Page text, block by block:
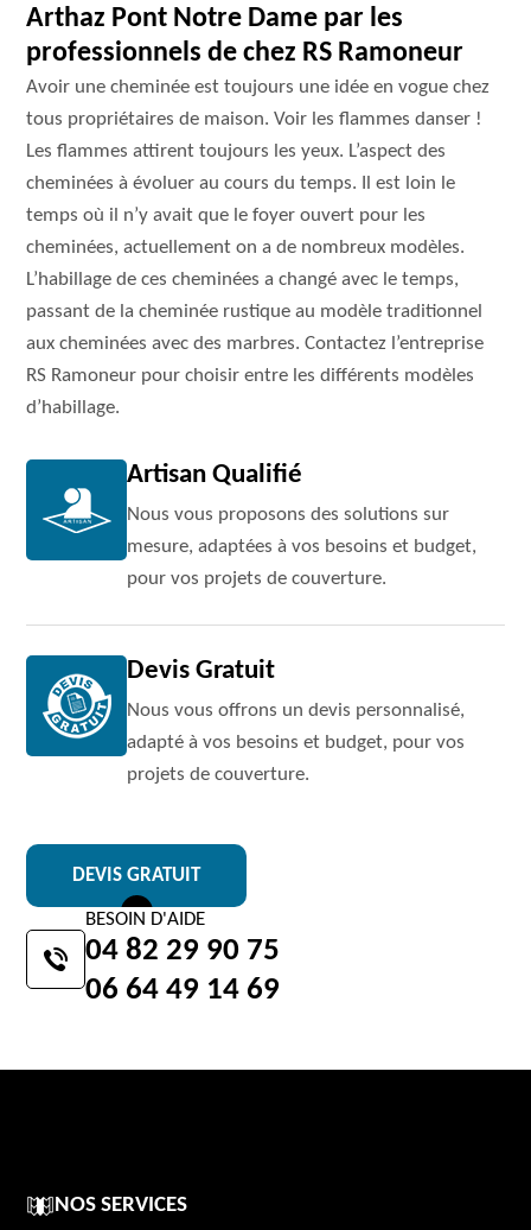
Arthaz Pont Notre Dame par les
professionnels de chez RS Ramoneur
Avoir une cheminée est toujours une idée en vogue chez
tous propriétaires de maison. Voir les flammes danser !
Les flammes attirent toujours les yeux. L’aspect des
cheminées à évoluer au cours du temps. Il est loin le
temps où il n’y avait que le foyer ouvert pour les
cheminées, actuellement on a de nombreux modèles.
L’habillage de ces cheminées a changé avec le temps,
passant de la cheminée rustique au modèle traditionnel
aux cheminées avec des marbres. Contactez l’entreprise
RS Ramoneur pour choisir entre les différents modèles
d’habillage.
Artisan Qualifié
Nous vous proposons des solutions sur
mesure, adaptées à vos besoins et budget,
pour vos projets de couverture.
Devis Gratuit
Nous vous offrons un devis personnalisé,
adapté à vos besoins et budget, pour vos
projets de couverture.
DEVIS GRATUIT
BESOIN D'AIDE
04 82 29 90 75
06 64 49 14 69
NOS SERVICES